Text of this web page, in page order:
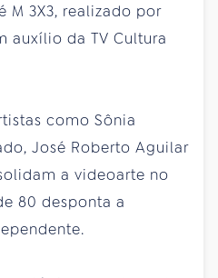
M 3X3, realizado por
auxílio da TV Cultura
como Sônia
José Roberto Aguilar
a videoarte no
80 desponta a